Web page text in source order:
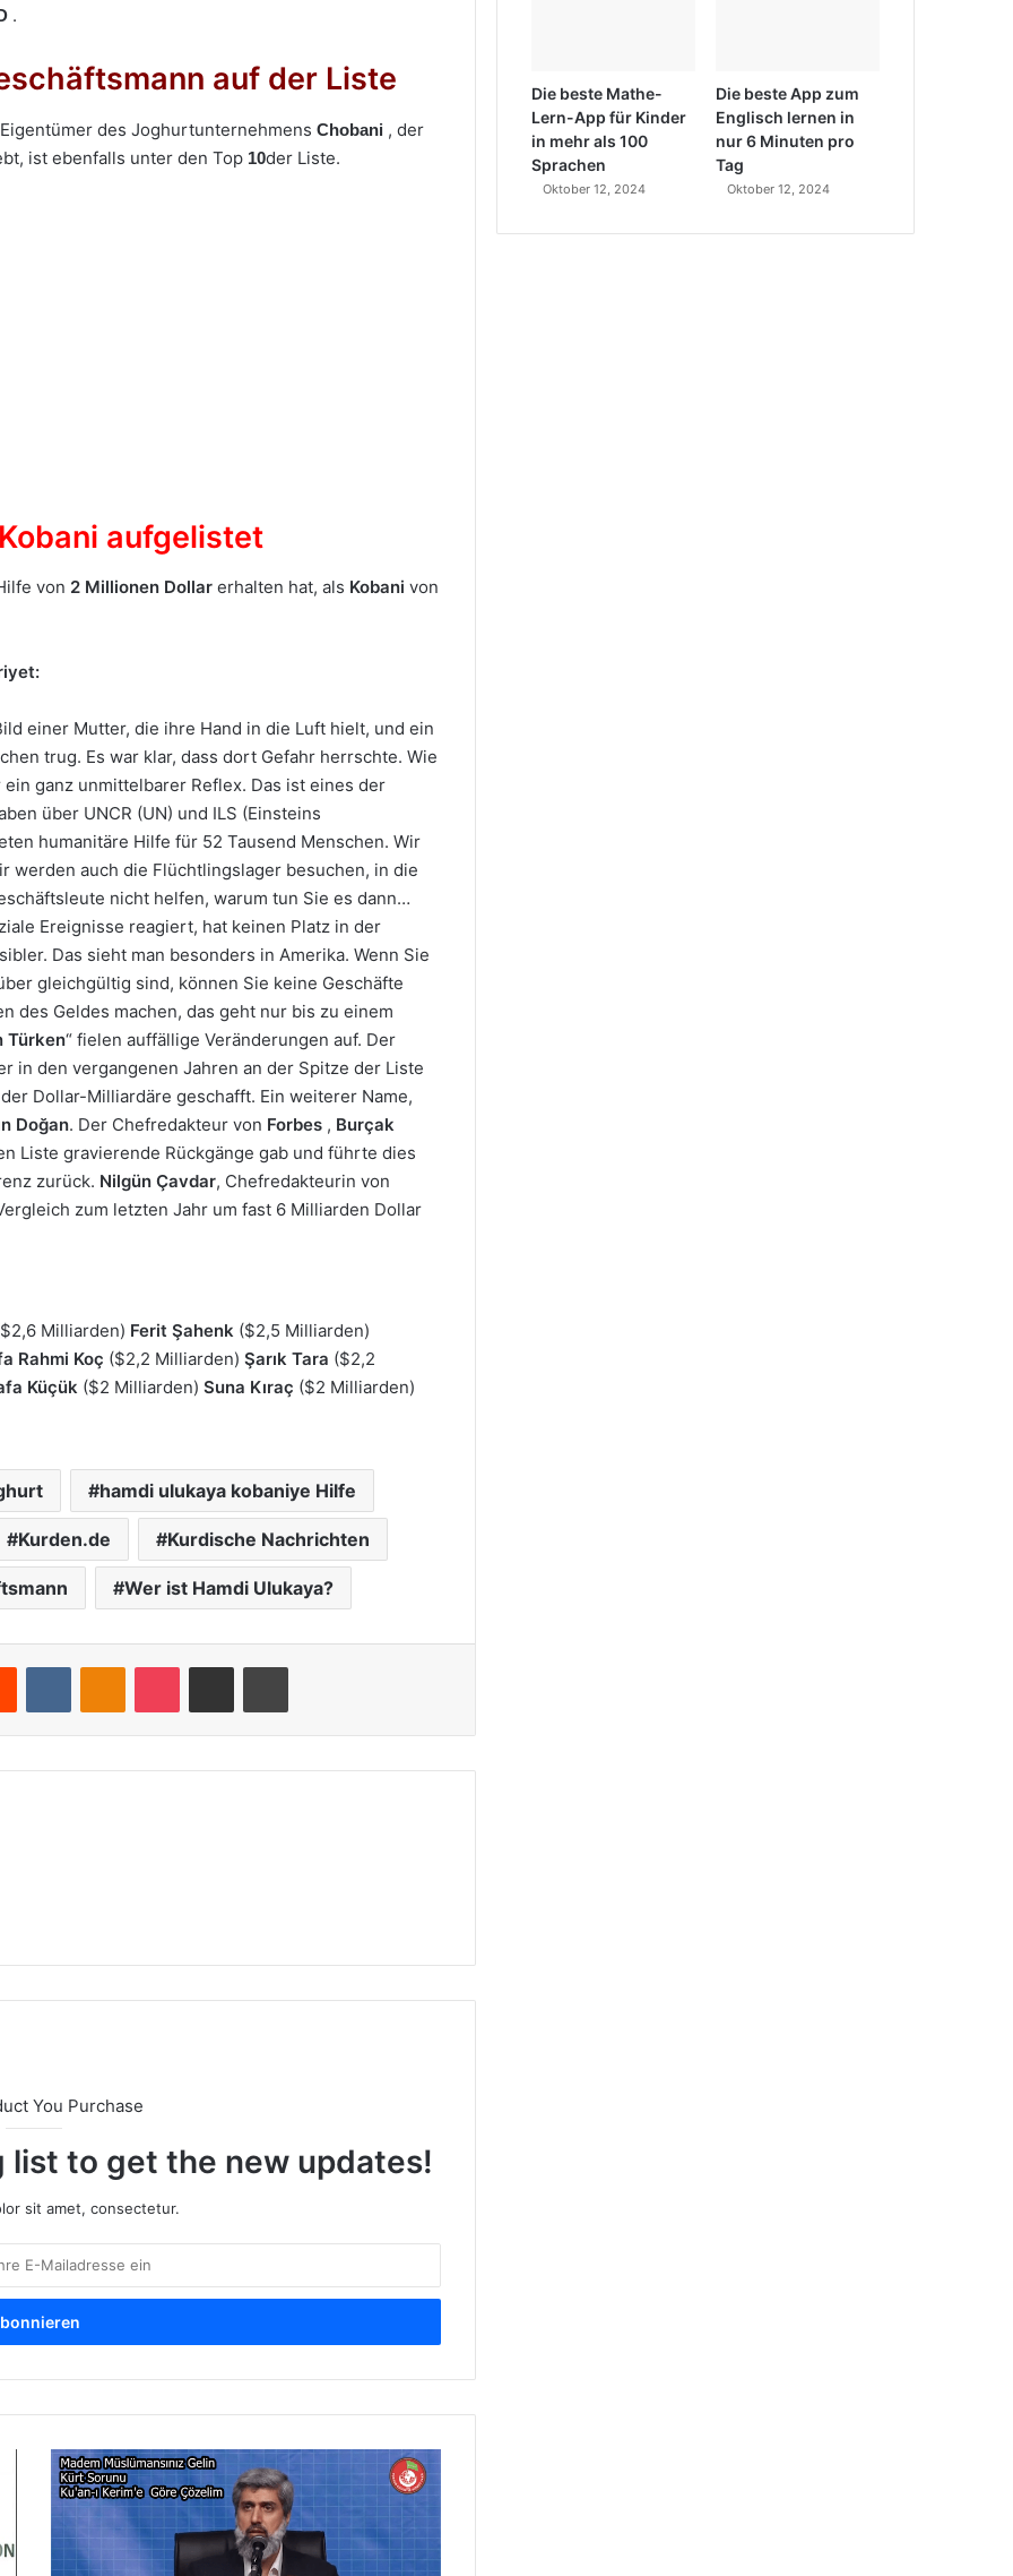
.
auf der Liste
des Joghurtunternehmens Chobani , der
ist ebenfalls unter den Top 10der Liste.
aufgelistet
von 2 Millionen Dollar erhalten hat, als Kobani von
einer Mutter, die ihre Hand in die Luft hielt, und ein
trug. Es war klar, dass dort Gefahr herrschte. Wie
ganz unmittelbarer Reflex. Das ist eines der
über UNCR (UN) und ILS (Einsteins
humanitäre Hilfe für 52 Tausend Menschen. Wir
werden auch die Flüchtlingslager besuchen, in die
nicht helfen, warum tun Sie es dann…
Ereignisse reagiert, hat keinen Platz in der
Das sieht man besonders in Amerika. Wenn Sie
gleichgültig sind, können Sie keine Geschäfte
des Geldes machen, das geht nur bis zu einem
Türken“ fielen auffällige Veränderungen auf. Der
in den vergangenen Jahren an der Spitze der Liste
Dollar-Milliardäre geschafft. Ein weiterer Name,
Doğan. Der Chefredakteur von Forbes , Burçak
Liste gravierende Rückgänge gab und führte dies
zurück. Nilgün Çavdar, Chefredakteurin von
zum letzten Jahr um fast 6 Milliarden Dollar
Milliarden) Ferit Şahenk ($2,5 Milliarden)
Rahmi Koç ($2,2 Milliarden) Şarık Tara ($2,2
Küçük ($2 Milliarden) Suna Kıraç ($2 Milliarden)
hamdi ulukaya kobaniye Hilfe
Kurden.de Kurdische Nachrichten
Wer ist Hamdi Ulukaya?
You Purchase
list to get the new updates!
sit amet, consectetur.
W
e
Die beste Mathe-
Lern-App für Kinder
in mehr als 100
Sprachen
Oktober 12, 2024
Die beste App zum
Englisch lernen in
nur 6 Minuten pro
Tag
Oktober 12, 2024